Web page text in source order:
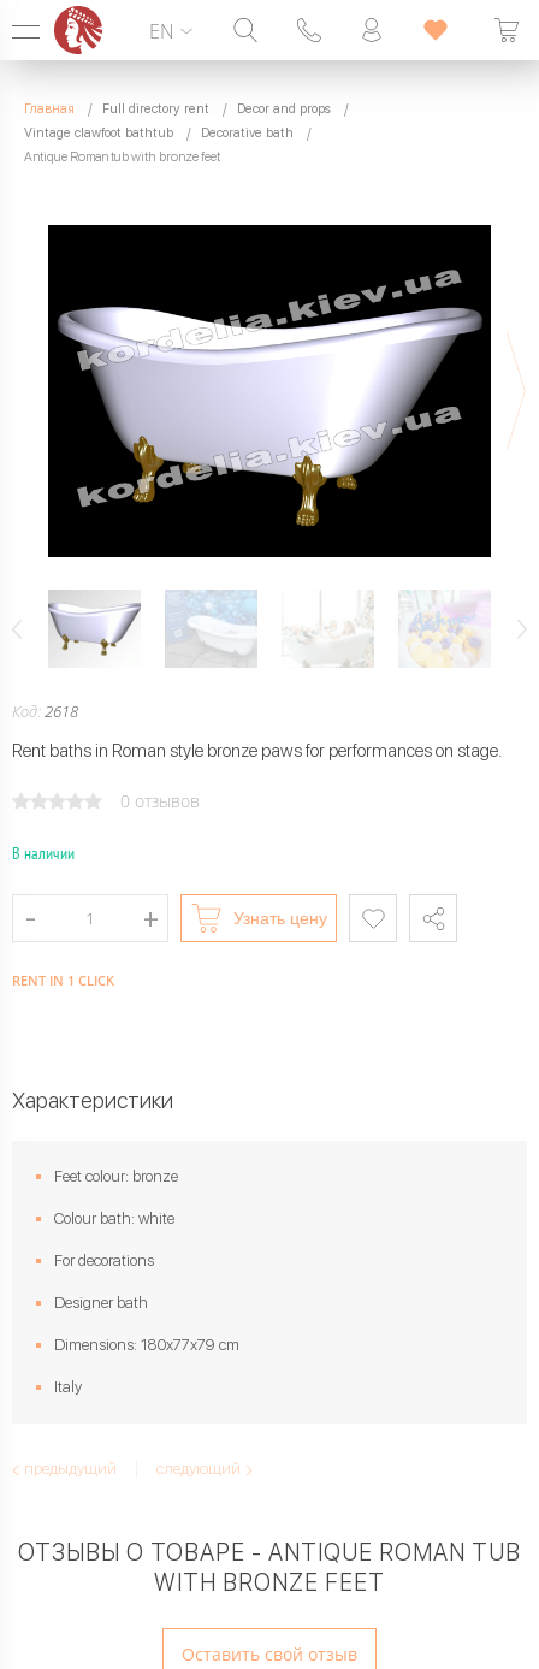
099 338 00 22
SEVEN DAYS A WEEK
EN
Главная Full directory rent
Decor and props
Vintage clawfoot bathtub
Decorative bath
Antique Roman tub with bronze feet
Код:2618
Rent baths in Roman style bronze paws for performances on stage.
0 отзывов
В наличии
Узнать цену
RENT IN 1 CLICK
Характеристики
Feet colour: bronze
Colour bath: white
For decorations
Designer bath
Dimensions: 180х77х79 cm
Italy
предыдущий следующий
ОТЗЫВЫ О ТОВАРЕ - ANTIQUE ROMAN TUB
WITH BRONZE FEET
Оставить свой отзыв